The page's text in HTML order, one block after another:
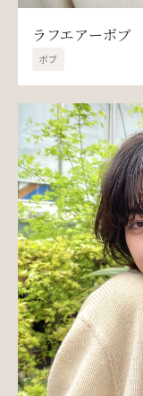
ラフエアーボブ
ボブ